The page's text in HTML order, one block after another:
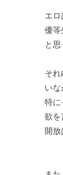
エ
優
と思
そ
い
特
欲
開